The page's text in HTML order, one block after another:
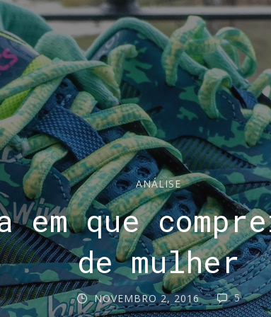
ANÁLISE
em que
de mulher
NOVEMBRO 2, 2016 5